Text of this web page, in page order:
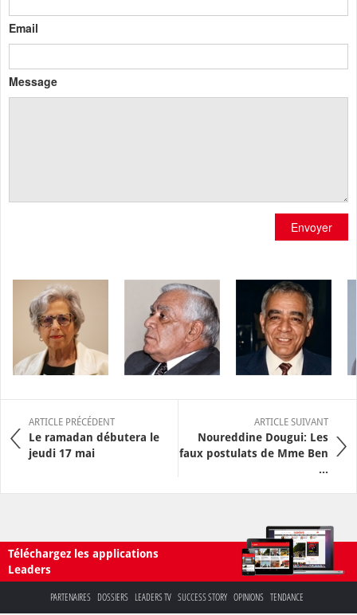
Email
Message
Envoyer
ARTICLE PRÉCÉDENT
Le ramadan débutera le
jeudi 17 mai
ARTICLE SUIVANT
Noureddine Dougui: Les
faux postulats de Mme Ben
...
Téléchargez les applications
Leaders
PARTENAIRES DOSSIERS LEADERS TV SUCCESS STORY OPINIONS TENDANCE